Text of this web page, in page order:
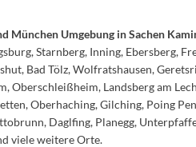
München Umgebung in Sachen
Starnberg, Inning, Ebersberg,
Bad Tölz, Wolfratshausen,
Oberschleißheim, Landsberg am
Oberhaching, Gilching, Poing
Daglfing, Planegg,
viele weitere Orte.